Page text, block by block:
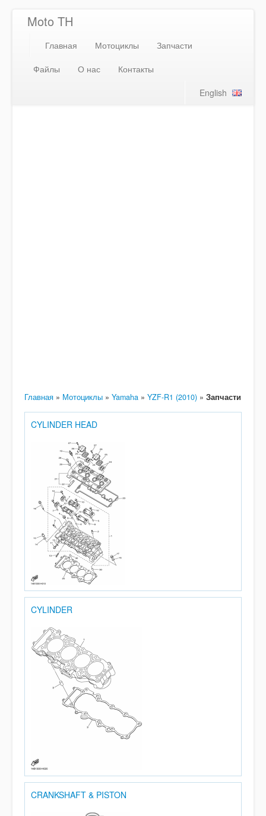
Moto TH
Главная Мотоциклы
Запчасти
Файлы
О нас
Контакты
English
Главная » Мотоциклы » Yamaha » YZF-R1 (2010) » Запчасти
CYLINDER HEAD
CYLINDER
CRANKSHAFT & PISTON